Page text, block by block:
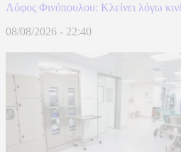
Λόφος Φινόπουλου: Κλείνει λόγω
08/08/2026 - 22:40